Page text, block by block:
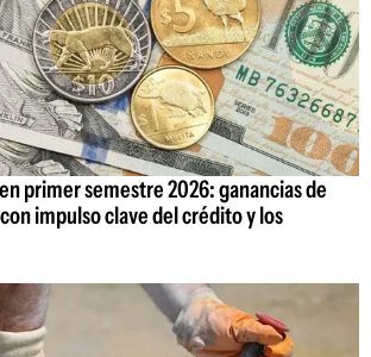
primer semestre 2026: ganancias de
impulso clave del crédito y los